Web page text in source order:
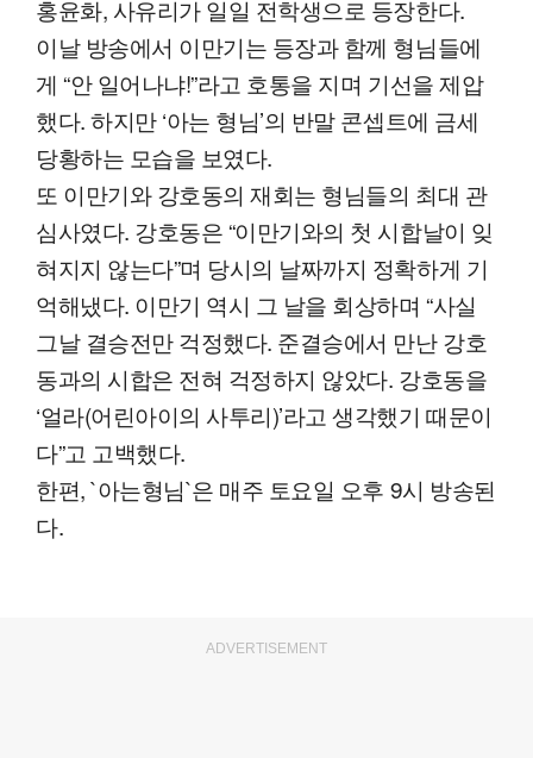
홍윤화, 사유리가 일일 전학생으로 등장한다.
이날 방송에서 이만기는 등장과 함께 형님들에
게 “안 일어나냐!”라고 호통을 지며 기선을 제압
했다. 하지만 ‘아는 형님’의 반말 콘셉트에 금세
당황하는 모습을 보였다.
또 이만기와 강호동의 재회는 형님들의 최대 관
심사였다. 강호동은 “이만기와의 첫 시합날이 잊
혀지지 않는다”며 당시의 날짜까지 정확하게 기
억해냈다. 이만기 역시 그 날을 회상하며 “사실
그날 결승전만 걱정했다. 준결승에서 만난 강호
동과의 시합은 전혀 걱정하지 않았다. 강호동을
‘얼라(어린아이의 사투리)’라고 생각했기 때문이
다”고 고백했다.
한편, `아는형님`은 매주 토요일 오후 9시 방송된
다.
ADVERTISEMENT